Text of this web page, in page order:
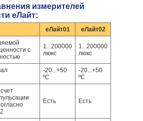
измерителей
еЛайт:
еЛайт01
еЛайт02
с
1...200000
люкс
1...200000
люкс
-20...+50
ºС
-20...+50
ºС
Есть Есть